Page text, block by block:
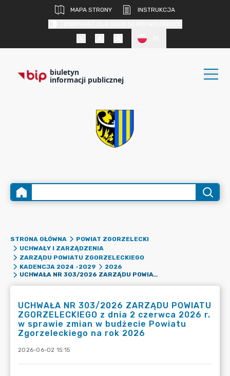
MAPA STRONY
INSTRUKCJA
biuletyn
informacji publicznej
STRONA GŁÓWNA
POWIAT ZGORZELECKI
UCHWAŁY I ZARZĄDZENIA
ZARZĄDU POWIATU ZGORZELECKIEGO
KADENCJA 2024 -2029
2026
UCHWAŁA NR 303/2026 ZARZĄDU POWIATU ZGORZELECKIEGO Z DNIA 2 CZERWCA 2026 R. W SPRAWIE ZMIAN W BUDŻECIE POWIATU ZGORZELECKIEGO NA ROK 2026
UCHWAŁA NR 303/2026 ZARZĄDU POWIATU
ZGORZELECKIEGO z dnia 2 czerwca 2026 r.
w sprawie zmian w budżecie Powiatu
Zgorzeleckiego na rok 2026
2026-06-02 15:15